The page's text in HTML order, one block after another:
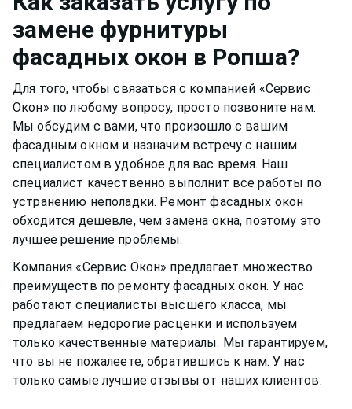
разбавлены в растворе, могут испортить
качество материала рамы или резину.
времени,фасадное окноможет прослужить вам
долгими тихими и теплыми годами.
замене фурнитуры
фасадных окон в Ропша?
Для того, чтобы связаться с компанией «Сервис
Окон» по любому вопросу, просто позвоните нам.
Мы обсудим с вами, что произошло с вашим
фасадным окном и назначим встречу с нашим
специалистом в удобное для вас время. Наш
специалист качественно выполнит все работы по
устранению неполадки. Ремонтфасадных окон
обходится дешевле, чем замена окна, поэтому это
лучшее решение проблемы.
Компания «Сервис Окон» предлагает множество
преимуществ по ремонту фасадных окон. У нас
работают специалисты высшего класса, мы
предлагаем недорогие расценки и используем
только качественные материалы. Мы гарантируем,
что вы не пожалеете, обратившись к нам. У нас
только самые лучшие отзывы от наших клиентов.